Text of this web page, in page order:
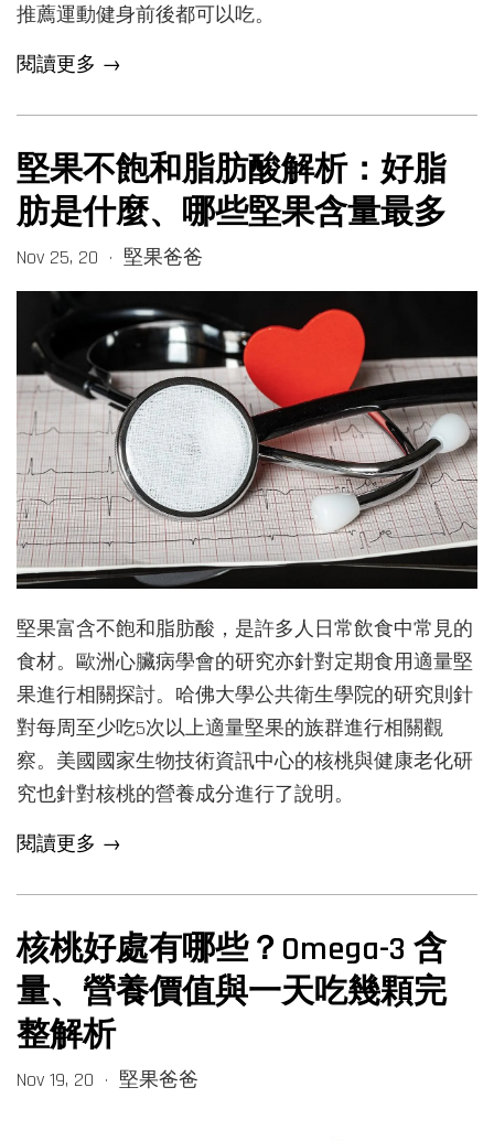
推薦運動健身前後都可以吃。
閱讀更多 →
堅果不飽和脂肪酸解析：好脂
肪是什麼、哪些堅果含量最多
Nov 25, 20 • 堅果爸爸
堅果富含不飽和脂肪酸，是許多人日常飲食中常見的
食材。歐洲心臟病學會的研究亦針對定期食用適量堅
果進行相關探討。哈佛大學公共衛生學院的研究則針
對每周至少吃5次以上適量堅果的族群進行相關觀
察。美國國家生物技術資訊中心的核桃與健康老化研
究也針對核桃的營養成分進行了說明。
閱讀更多 →
核桃好處有哪些？Omega-3 含
量、營養價值與一天吃幾顆完
整解析
Nov 19, 20 • 堅果爸爸